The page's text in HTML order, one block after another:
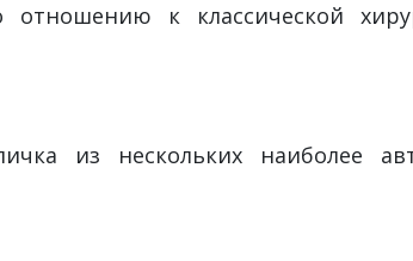
отношению к классической
из нескольких наиболее